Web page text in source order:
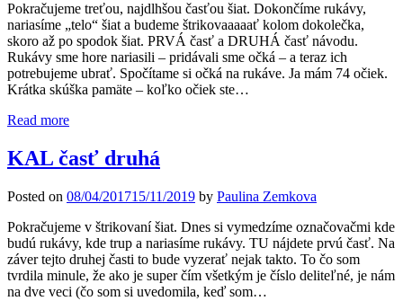
Pokračujeme treťou, najdlhšou časťou šiat. Dokončíme rukávy,
nariasíme „telo“ šiat a budeme štrikovaaaaať kolom dokolečka,
skoro až po spodok šiat. PRVÁ časť a DRUHÁ časť návodu.
Rukávy sme hore nariasili – pridávali sme očká – a teraz ich
potrebujeme ubrať. Spočítame si očká na rukáve. Ja mám 74 očiek.
Krátka skúška pamäte – koľko očiek ste…
Read more
KAL časť druhá
Posted on 08/04/201715/11/2019 by Paulina Zemkova
Pokračujeme v štrikovaní šiat. Dnes si vymedzíme označovačmi kde
budú rukávy, kde trup a nariasíme rukávy. TU nájdete prvú časť. Na
záver tejto druhej časti to bude vyzerať nejak takto. To čo som
tvrdila minule, že ako je super čím všetkým je číslo deliteľné, je nám
na dve veci (čo som si uvedomila, keď som…